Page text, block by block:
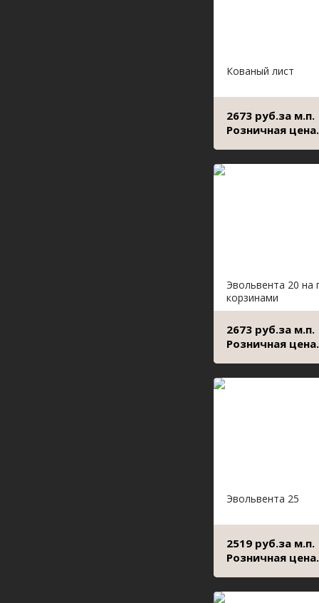
Кованый лист
2673 руб.за м.п.
Розничная цена.
Эвольвента 20 на
корзинами
2673 руб.за м.п.
Розничная цена.
Эвольвента 25
2519 руб.за м.п.
Розничная цена.